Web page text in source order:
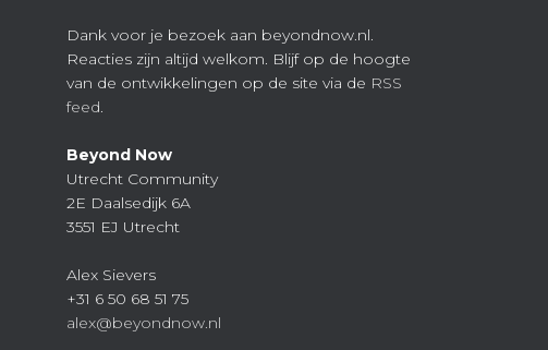
Dank voor je bezoek aan beyondnow.nl.
Reacties zijn altijd welkom. Blijf op de hoogte
van de ontwikkelingen op de site via de RSS
feed.
Beyond Now
Utrecht Community
2E Daalsedijk 6A
3551 EJ Utrecht
Alex Sievers
+31 6 50 68 51 75
alex@beyondnow.nl